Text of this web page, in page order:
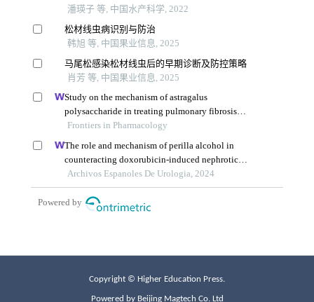
Copyright © Higher Education Press.
Powered by Beijing Magtech Co. Ltd